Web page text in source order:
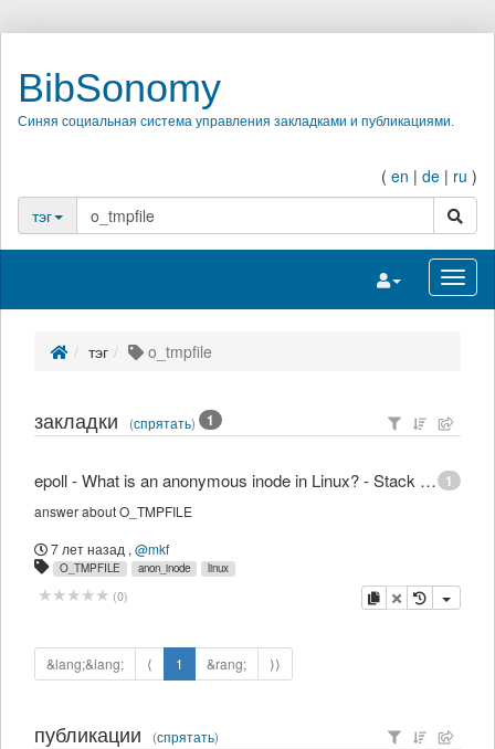
BibSonomy
Синяя социальная система управления закладками и публикациями.
( en | de | ru )
тэг
поиск
Переключить
тэг o_tmpfile
закладки (спрятать) 1
1
epoll - What is an anonymous inode in Linux? - Stack Overflow
answer about O_TMPFILE
7 лет назад , @mkf
O_TMPFILE anon_inode linux
(0) копировать
удалить
&lang;&lang; ⟨ 1 &rang; ⟩⟩
публикации (спрятать)